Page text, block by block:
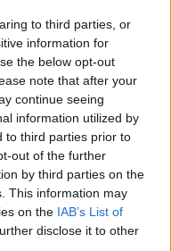
to third parties, or
information for
the below opt-out
note that after your
continue seeing
information utilized by
to third parties prior to
out of the further
by third parties on the
This information may
on the IAB’s List of
disclose it to other
από ανακοπή
του
φορέσει και τη φανέλα
κατά τη διάρκεια
ενώ στο
με τον
υπογεγραμμένη